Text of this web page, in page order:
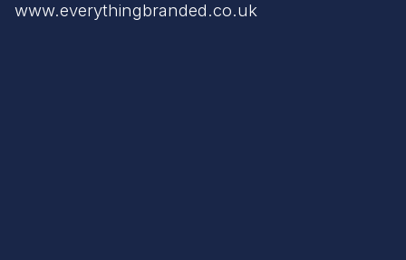
www.everythingbranded.co.uk